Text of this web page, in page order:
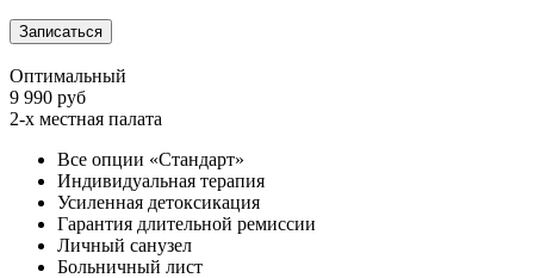
Записаться
Оптимальный
9 990 руб
2-х местная палата
Все опции «Стандарт»
Индивидуальная терапия
Усиленная детоксикация
Гарантия длительной ремиссии
Личный санузел
Больничный лист